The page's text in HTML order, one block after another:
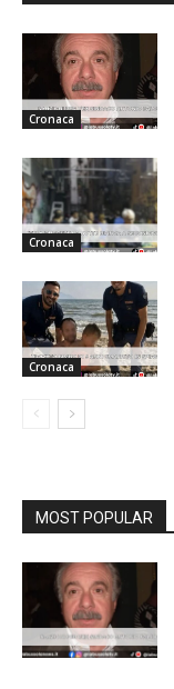
Cronaca
Cronaca
Cronaca
MOST POPULAR